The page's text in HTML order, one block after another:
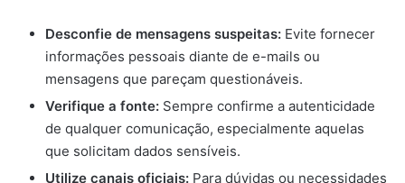
Desconfie de mensagens suspeitas: Evite fornecer
informações pessoais diante de e-mails ou
mensagens que pareçam questionáveis.
Verifique a fonte: Sempre confirme a autenticidade
de qualquer comunicação, especialmente aquelas
que solicitam dados sensíveis.
Utilize canais oficiais: Para dúvidas ou necessidades